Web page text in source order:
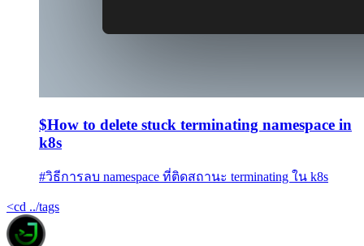
$How to delete stuck terminating namespace in
k8s
#วิธีการลบ namespace ที่ติดสถานะ terminating ใน k8s
<cd ../tags